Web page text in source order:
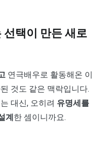
선택이 만든 새로
연극배우로 활동해온 이
것도 같은 맥락입니다.
대신, 오히려 유명세를
계한 셈이니까요.